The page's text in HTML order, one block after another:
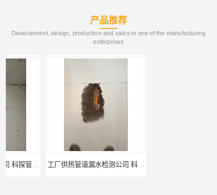
产品推荐
Development, design, production and sales in one of the manufacturing
enterprises
工厂供热管道漏水检测公司 科探管道工程 公司仪器测漏电话 科探管道工程